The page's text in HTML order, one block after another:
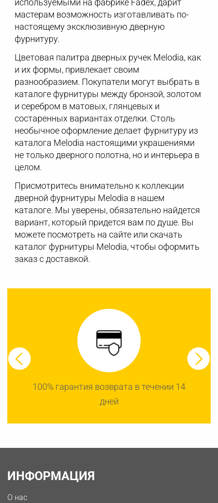
мастерам возможность изготавливать по-
настоящему эксклюзивную дверную
фурнитуру.
Цветовая палитра дверных ручек Melodia, как
и их формы, привлекает своим
разнообразием. Покупатели могут выбрать в
каталоге фурнитуры между бронзой, золотом
и серебром в матовых, глянцевых и
состаренных вариантах отделки. Столь
необычное оформление делает фурнитуру из
каталога Melodia настоящими украшениями
не только дверного полотна, но и интерьера в
целом.
Присмотритесь внимательно к коллекции
дверной фурнитуры Melodia в нашем
каталоге. Мы уверены, обязательно найдется
вариант, который придется вам по душе. Вы
можете посмотреть на сайте или скачать
каталог фурнитуры Melodia, чтобы оформить
заказ с доставкой.
100% гарантия возврата в течении 14
дней
ИНФОРМАЦИЯ
О нас